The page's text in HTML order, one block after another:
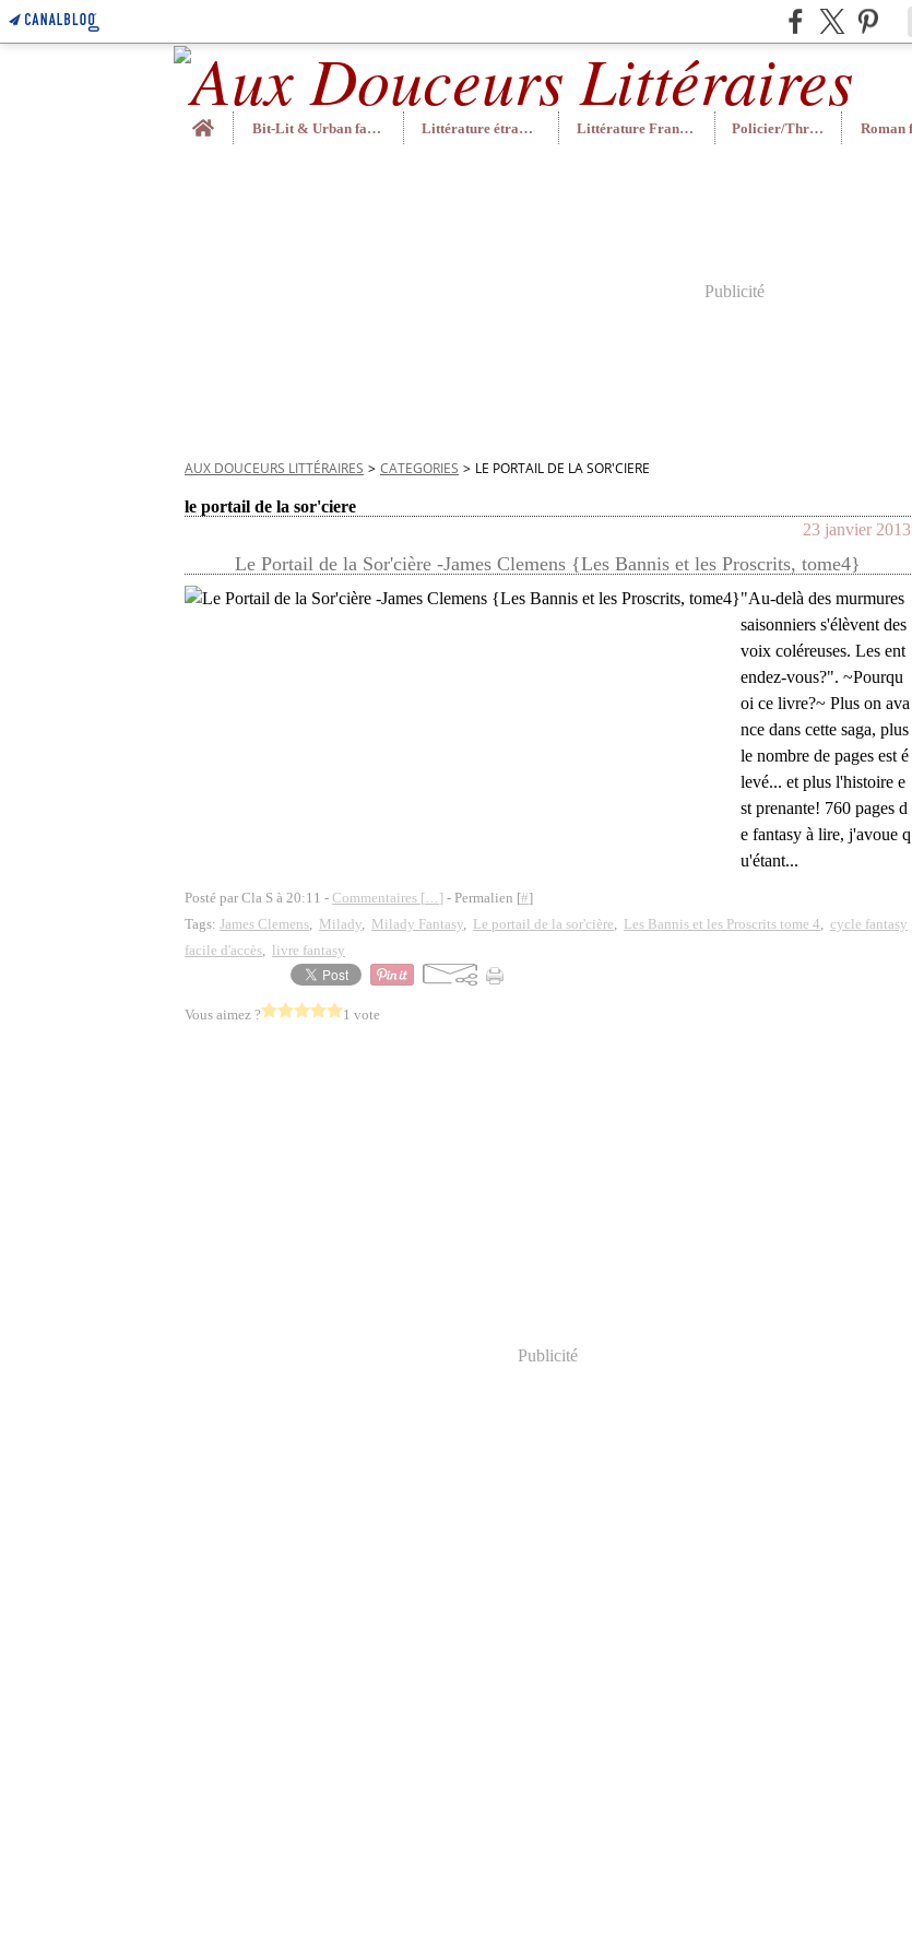
Home
Bit-Lit & Urban fantasy Littérature étrangère Littérature Française Policier/Thriller
Publicité
AUX DOUCEURS LITTÉRAIRES > CATEGORIES > LE PORTAIL DE LA SOR'CIERE
le portail de la sor'ciere
23 janvier 2013
Le Portail de la Sor'cière -James Clemens {Les Bannis et les Proscrits, tome4}
"Au-delà des murmures
saisonniers s'élèvent des
voix coléreuses. Les ent
endez-vous?". ~Pourqu
oi ce livre?~ Plus on ava
nce dans cette saga, plus
le nombre de pages est é
levé... et plus l'histoire e
st prenante! 760 pages d
e fantasy à lire, j'avoue q
u'étant...
Posté par Cla S à 20:11 - Commentaires […] - Permalien [#]
Tags: James Clemens, Milady, Milady Fantasy, Le portail de la sor'cière, Les Bannis et les Proscrits tome 4, cycle fantasy
facile d'accès, livre fantasy
Vous aimez ? 1 vote
Publicité